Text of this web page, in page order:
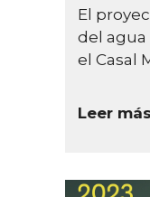
El
del agua
el Casal
Leer